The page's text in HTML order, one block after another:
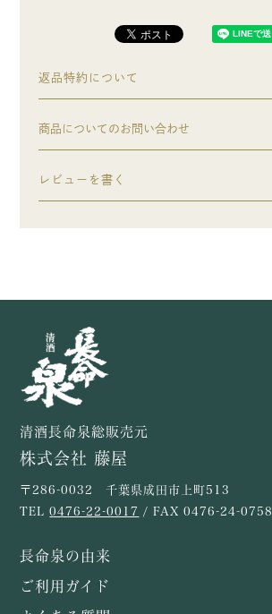
返品特約について
商品についてのお問い合わせ
レビューを書く
清酒長命泉総販売元
株式会社 藤屋
〒286-0032 千葉県成田市上町513
TEL0476-22-0017 / FAX 0476-24-0758
長命泉の由来
ご利用ガイド